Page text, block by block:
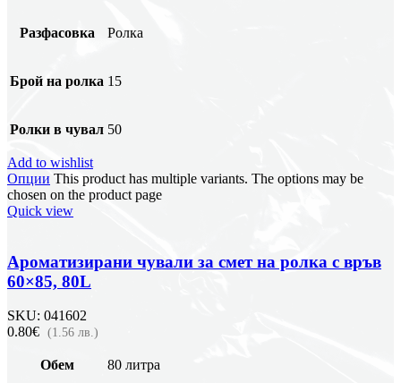
Разфасовка Ролка
Брой на ролка 15
Ролки в чувал 50
Add to wishlist
Опции This product has multiple variants. The options may be
chosen on the product page
Quick view
Ароматизирани чували за смет на ролка с връв
60×85, 80L
SKU: 041602
0.80€ (1.56 лв.)
Обем 80 литра